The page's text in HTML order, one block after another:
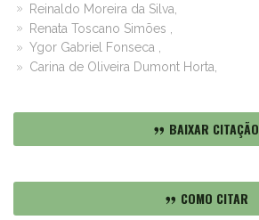
Reinaldo Moreira da Silva,
Renata Toscano Simões ,
Ygor Gabriel Fonseca ,
Carina de Oliveira Dumont Horta,
BAIXAR CITAÇÃO
COMO CITAR